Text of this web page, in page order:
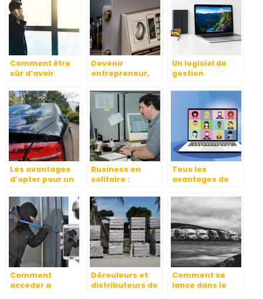
Comment être
sûr d’avoir
auto-
entrepreneur?
Devenir
entrepreneur,
passe
réellement ?
Un logiciel de
gestion
quoi est-ce utile
Les avantages
d’opter pour un
pour vous et
votre entreprise
Business en
solitaire :
inconvénients
Tous les
avantages de
LMS pour votre
entreprise
Comment
acceder a
Dérouleurs et
distributeurs de
Comment se
lance dans le